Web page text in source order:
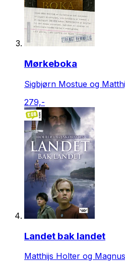
Mørkeboka
Sigbjørn Mostue og
279,-
Landet bak landet
Matthijs Holter og